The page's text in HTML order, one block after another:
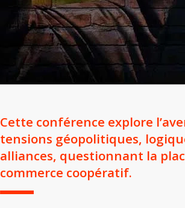
Cette conférence explore
tensions géopolitiques,
alliances, questionnant la
commerce coopératif.